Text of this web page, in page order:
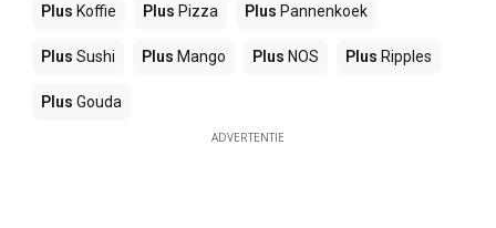
Plus Koffie Plus Pizza Plus Pannenkoek
Plus Sushi Plus Mango Plus NOS Plus Ripples
Plus Gouda
ADVERTENTIE